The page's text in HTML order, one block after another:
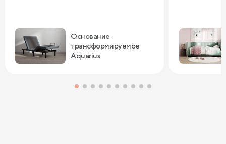
Основание
трансформируемое
Aquarius